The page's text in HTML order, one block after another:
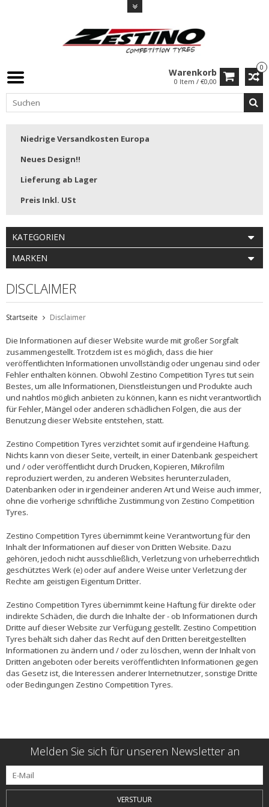
0
Warenkorb
0 Item / €0,00
Niedrige Versandkosten Europa
Neues Design!!
Lieferung ab Lager
Preis Inkl. USt
KATEGORIEN
MARKEN
DISCLAIMER
Startseite Disclaimer
Die Informationen auf dieser Website wurde mit großer Sorgfalt
zusammengestellt. Trotzdem ist es möglich, dass die hier
veröffentlichten Informationen unvollständig oder ungenau sind oder
Fehler enthalten können. Obwohl Zestino Competition Tyres tut sein
Bestes, um alle Informationen, Dienstleistungen und Produkte auch
und nahtlos möglich anbieten zu können, kann es nicht verantwortlich
für Fehler, Mängel oder anderen schädlichen Folgen, die aus der
Benutzung dieser Website entstehen, statt.
Zestino Competition Tyres verzichtet somit auf irgendeine Haftung.
Nichts kann von dieser Seite, verteilt, in einer Datenbank gespeichert
und / oder veröffentlicht durch Drucken, Kopieren, Mikrofilm
reproduziert werden, zu anderen Websites herunterzuladen,
Datenbanken oder in irgendeiner anderen Art und Weise auch immer,
ohne die vorherige schriftliche Zustimmung von Zestino Competition
Tyres.
Zestino Competition Tyres übernimmt keine Verantwortung für den
Inhalt der Informationen auf dieser von Dritten Website. Dazu
gehören, jedoch nicht ausschließlich, Verletzung von urheberrechtlich
geschütztes Werk (e) oder auf andere Weise unter Verletzung der
Rechte am geistigen Eigentum Dritter.
Zestino Competition Tyres übernimmt keine Haftung für direkte oder
indirekte Schäden, die durch die Inhalte der - ob Informationen durch
Dritte auf dieser Website zur Verfügung gestellt. Zestino Competition
Tyres behält sich daher das Recht auf den Dritten bereitgestellten
Informationen zu ändern und / oder zu löschen, wenn der Inhalt von
Dritten angeboten oder bereits veröffentlichten Informationen gegen
das Gesetz ist, die Interessen anderer Internetnutzer, sonstige Dritte
oder Bedingungen Zestino Competition Tyres.
Melden Sie sich für unseren Newsletter an
VERSTUUR